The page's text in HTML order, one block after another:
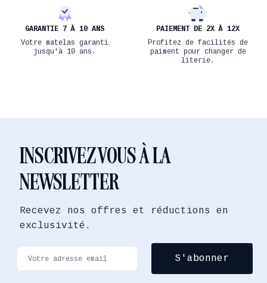
GARANTIE 7 À 10 ANS
Votre matelas garanti
jusqu'à 10 ans.
PAIEMENT DE 2X À 12X
Profitez de facilités de
paiment pour changer de
literie.
INSCRIVEZ VOUS À LA
NEWSLETTER
Recevez nos offres et réductions en
exclusivité.